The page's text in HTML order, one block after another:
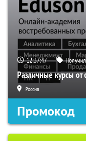
12:37:45
Различные курсы
Россия
Промокод